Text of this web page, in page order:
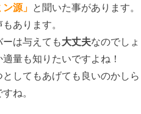
源」 と聞いた事があります。
あります。
は与えても大丈夫なのでしょ
量も知りたいですよね！
してもあげても良いのかしら
ね。